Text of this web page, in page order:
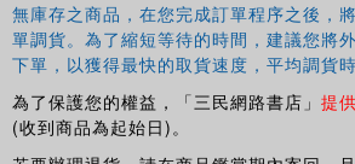
book thus together constitute a
space.
無庫存之商品，在您完成訂單程序之後，
單調貨。為了縮短等待的時間，建議您將
下單，以獲得最快的取貨速度，平均調貨
為了保護您的權益，「三民網路書店」 提
(收到商品為起始日)。